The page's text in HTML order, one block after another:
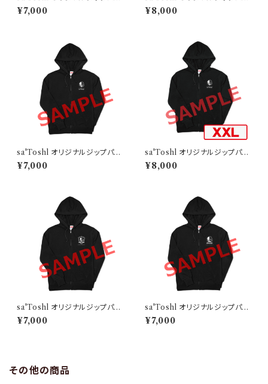
カー TYPE-A
¥7,000
カー TYPE-A-XXL
¥8,000
sa'Toshl オリジナルジップパー
カー TYPE-B
¥7,000
sa'Toshl オリジナルジップパー
カー TYPE-B-XXL
¥8,000
sa'Toshl オリジナルジップパー
カー TYPE-C
¥7,000
sa'Toshl オリジナルジップパー
カー TYPE-D
¥7,000
その他の商品